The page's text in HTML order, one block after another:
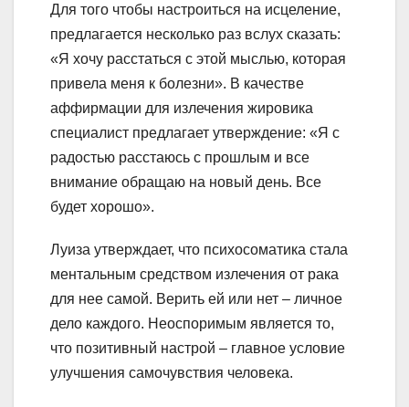
Для того чтобы настроиться на исцеление,
предлагается несколько раз вслух сказать:
«Я хочу расстаться с этой мыслью, которая
привела меня к болезни». В качестве
аффирмации для излечения жировика
специалист предлагает утверждение: «Я с
радостью расстаюсь с прошлым и все
внимание обращаю на новый день. Все
будет хорошо».
Луиза утверждает, что психосоматика стала
ментальным средством излечения от рака
для нее самой. Верить ей или нет – личное
дело каждого. Неоспоримым является то,
что позитивный настрой – главное условие
улучшения самочувствия человека.